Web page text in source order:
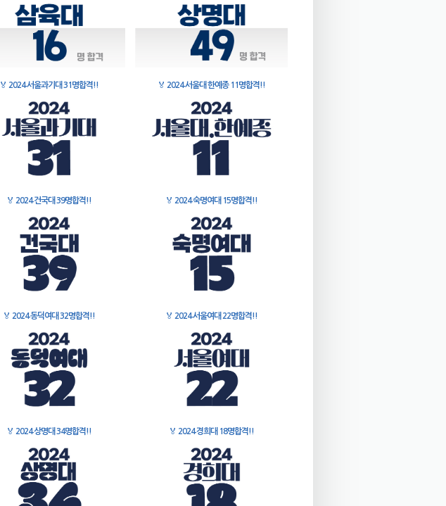
🏅 2024 서울과기대 31명합격!! 🏅 2024 서울대 한예종 11명합격!!
🏅 2024 건국대 39명합격!! 🏅 2024 숙명여대 15명합격!!
🏅 2024 동덕여대 32명합격!! 🏅 2024 서울여대 22명합격!!
🏅 2024 상명대 34명합격!! 🏅 2024 경희대 18명합격!!